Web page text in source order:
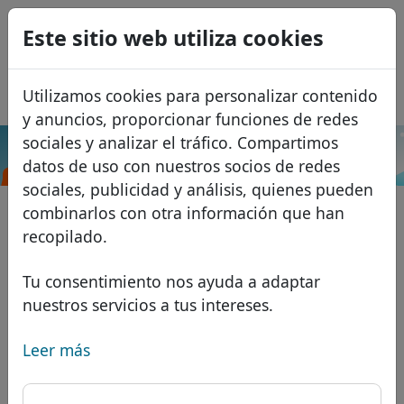
Este sitio web utiliza cookies
Utilizamos cookies para personalizar contenido
y anuncios, proporcionar funciones de redes
sociales y analizar el tráfico. Compartimos
datos de uso con nuestros socios de redes
sociales, publicidad y análisis, quienes pueden
combinarlos con otra información que han
recopilado.
Tu consentimiento nos ayuda a adaptar
nuestros servicios a tus intereses.
Leer más
Dominios
Base de datos de dominios
Dominios africanos
Dominios asiáticos
Dominios europeos
Dominios de Oriente Medio
Dominios norteamericanos
Lista de precios
Descuentos
Transferir
Buscar
Servicios
Protección de ID
Alojamiento DNS
WHOIS
USD
EUR
GBP
Français
Italiano
Português
Română
Eesti
.guru Buscar